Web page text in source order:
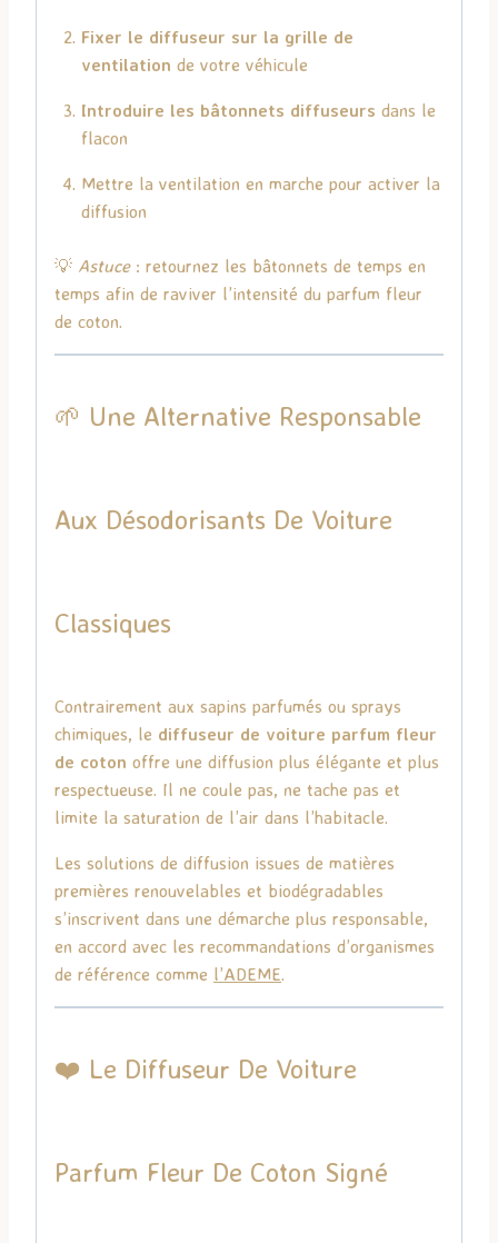
Fixer le diffuseur sur la grille de
ventilation de votre véhicule
Introduire les bâtonnets diffuseurs dans le
flacon
Mettre la ventilation en marche pour activer la
diffusion
💡 Astuce: retournez les bâtonnets de temps en
temps afin de raviver l’intensité du parfum fleur
de coton.
🌱 Une Alternative Responsable
Aux Désodorisants De Voiture
Classiques
Contrairement aux sapins parfumés ou sprays
chimiques, le diffuseur de voiture parfum fleur
de coton offre une diffusion plus élégante et plus
respectueuse. Il ne coule pas, ne tache pas et
limite la saturation de l’air dans l’habitacle.
Les solutions de diffusion issues de matières
premières renouvelables et biodégradables
s’inscrivent dans une démarche plus responsable,
en accord avec les recommandations d’organismes
de référence comme l’ADEME.
❤️ Le Diffuseur De Voiture
Parfum Fleur De Coton Signé